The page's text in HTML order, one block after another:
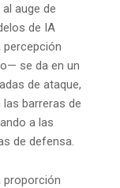
auge de
de IA
percepción
se da en un
de ataque,
barreras de
a las
de defensa.
proporción